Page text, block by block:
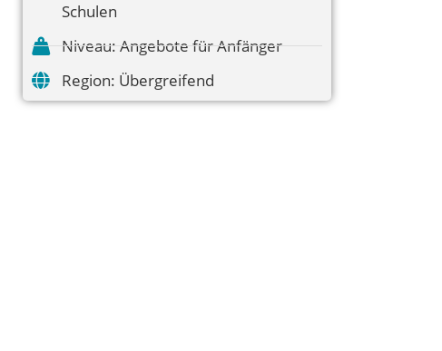
Schulen
Niveau: Angebote für Anfänger
Region: Übergreifend